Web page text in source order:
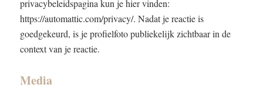
privacybeleidspagina kun je hier vinden:
https://automattic.com/privacy/. Nadat je reactie is
goedgekeurd, is je profielfoto publiekelijk zichtbaar in de
context van je reactie.
Media